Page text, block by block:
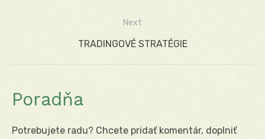
Next
Next
TRADINGOVÉ STRATÉGIE
Poradňa
Potrebujete radu? Chcete pridať komentár, doplniť